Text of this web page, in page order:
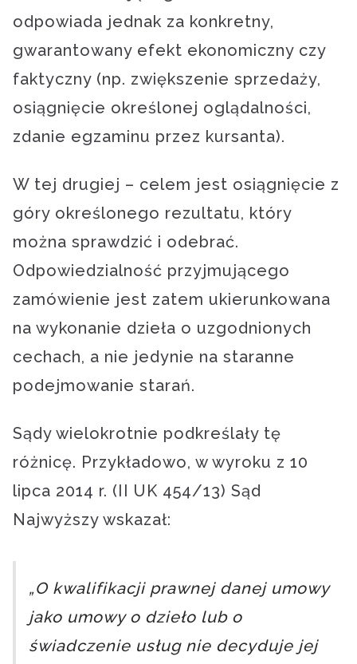
odpowiada jednak za konkretny,
gwarantowany efekt ekonomiczny czy
faktyczny (np. zwiększenie sprzedaży,
osiągnięcie określonej oglądalności,
zdanie egzaminu przez kursanta).
W tej drugiej – celem jest osiągnięcie z
góry określonego rezultatu, który
można sprawdzić i odebrać.
Odpowiedzialność przyjmującego
zamówienie jest zatem ukierunkowana
na wykonanie dzieła o uzgodnionych
cechach, a nie jedynie na staranne
podejmowanie starań.
Sądy wielokrotnie podkreślały tę
różnicę. Przykładowo, w wyroku z 10
lipca 2014 r. (II UK 454/13) Sąd
Najwyższy wskazał:
„O kwalifikacji prawnej danej umowy
jako umowy o dzieło lub o
świadczenie usług nie decyduje jej